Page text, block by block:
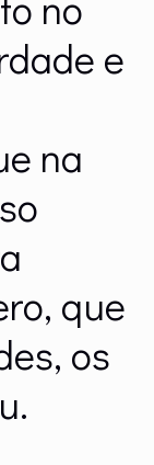
e
na
que
os